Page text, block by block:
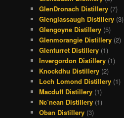
GlenDronach Distillery (7)
Glenglassaugh Distillery (3)
Glengoyne Distillery (5)
Glenmorangie Distillery (2)
Glenturret Distillery (1)
Invergordon Distillery (1)
Knockdhu Distillery (2)
Loch Lomond Distillery (1)
Macduff Distillery (1)
Nc’nean Distillery (1)
Oban Distillery (3)